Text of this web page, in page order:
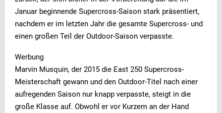
Januar beginnende Supercross-Saison stark präsentiert,
nachdem er im letzten Jahr die gesamte Supercross- und
einen großen Teil der Outdoor-Saison verpasste.
Werbung
Marvin Musquin, der 2015 die East 250 Supercross-
Meisterschaft gewann und den Outdoor-Titel nach einer
aufregenden Saison nur knapp verpasste, steigt in die
große Klasse auf. Obwohl er vor Kurzem an der Hand